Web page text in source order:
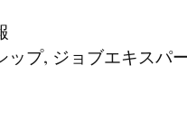
ップ, ジョブエキスパ